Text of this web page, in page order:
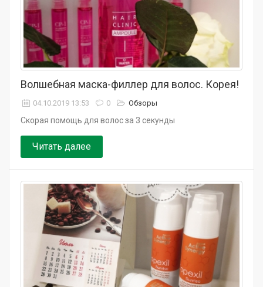
Волшебная маска-филлер для волос. Корея!
04.10.2019 13:53 0 Обзоры
Скорая помощь для волос за 3 секунды
Читать далее